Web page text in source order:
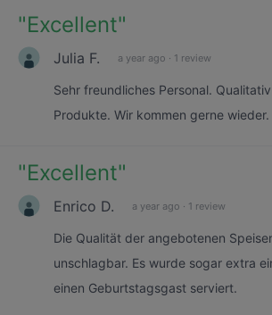
"Excellent"
Julia F. a year ago · 1 review
Sehr freundliches Personal.
Produkte. Wir kommen gerne wieder.
"Excellent"
Enrico D. a year ago · 1 review
Die Qualität der angebotenen
unschlagbar. Es wurde sogar extra
einen Geburtstagsgast serviert.